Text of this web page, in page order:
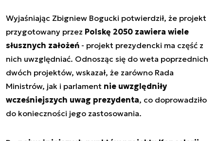
Wyjaśniając Zbigniew Bogucki potwierdził, że projekt
przygotowany przez Polskę 2050 zawiera wiele
słusznych założeń - projekt prezydencki ma część z
nich uwzględniać. Odnosząc się do weta poprzednich
dwóch projektów, wskazał, że zarówno Rada
Ministrów, jak i parlament nie uwzględniły
wcześniejszych uwag prezydenta, co doprowadziło
do konieczności jego zastosowania.